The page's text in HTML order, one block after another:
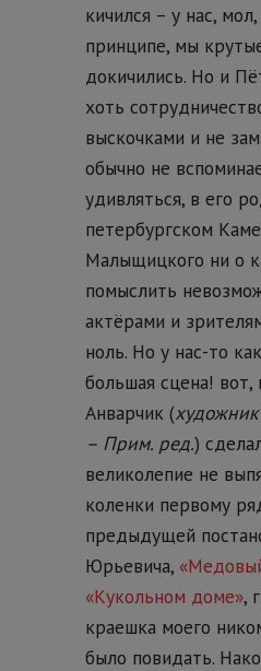
кичился – у нас,
принципе, мы
докичились. Но и
хоть
выскочками и не
обычно не
удивляться, в его
петербургском
Малыщицкого ни о
помыслить
актёрами и
ноль. Но у нас-то
большая сцена! вот,
Анварчик (
– Прим. ред.)
великолепие не
коленки первому
предыдущей
Юрьевича,
«Кукольном доме»,
краешка моего
было повидать.